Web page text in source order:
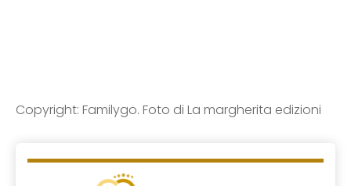
Copyright: Familygo. Foto di La margherita edizioni